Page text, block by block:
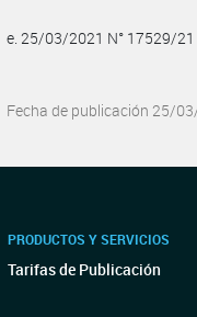
e. 25/03/2021 N° 17529/
Fecha de publicación 25/
PRODUCTOS Y SERVICIOS
Tarifas de Publicación